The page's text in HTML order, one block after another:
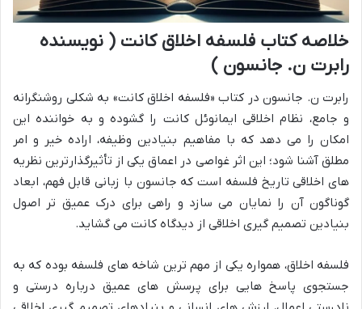
خلاصه کتاب فلسفه اخلاق کانت ( نویسنده
رابرت ن. جانسون )
رابرت ن. جانسون در کتاب «فلسفه اخلاق کانت» به شکلی روشنگرانه
و جامع، نظام اخلاقی ایمانوئل کانت را گشوده و به خواننده این
امکان را می دهد که با مفاهیم بنیادین وظیفه، اراده خیر و امر
مطلق آشنا شود؛ این اثر غواصی در اعماق یکی از تأثیرگذارترین نظریه
های اخلاقی تاریخ فلسفه است که جانسون با زبانی قابل فهم، ابعاد
گوناگون آن را نمایان می سازد و راهی برای درک عمیق تر اصول
بنیادین تصمیم گیری اخلاقی از دیدگاه کانت می گشاید.
فلسفه اخلاق، همواره یکی از مهم ترین شاخه های فلسفه بوده که به
جستجوی پاسخ هایی برای پرسش های عمیق درباره درستی و